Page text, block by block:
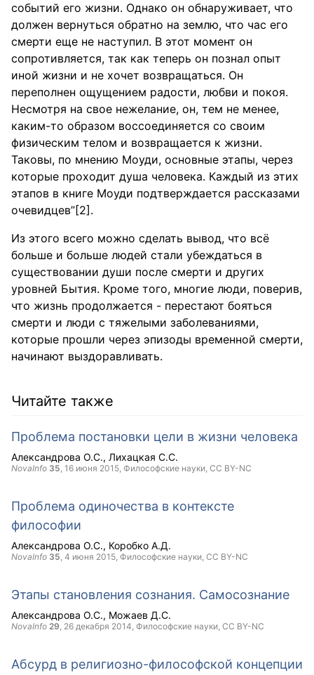
событий его жизни. Однако он обнаруживает, что
должен вернуться обратно на землю, что час его
смерти еще не наступил. В этот момент он
сопротивляется, так как теперь он познал опыт
иной жизни и не хочет возвращаться. Он
переполнен ощущением радости, любви и покоя.
Несмотря на свое нежелание, он, тем не менее,
каким-то образом воссоединяется со своим
физическим телом и возвращается к жизни.
Таковы, по мнению Моуди, основные этапы, через
которые проходит душа человека. Каждый из этих
этапов в книге Моуди подтверждается рассказами
очевидцев”[2].
Из этого всего можно сделать вывод, что всё
больше и больше людей стали убеждаться в
существовании души после смерти и других
уровней Бытия. Кроме того, многие люди, поверив,
что жизнь продолжается - перестают бояться
смерти и люди с тяжелыми заболеваниями,
которые прошли через эпизоды временной смерти,
начинают выздоравливать.
Читайте также
Проблема постановки цели в жизни человека
Александрова О.С. Лихацкая С.С.
NovaInfo 35, 16 июня 2015, Философские науки, CC BY-NC
Проблема одиночества в контексте
философии
Александрова О.С. Коробко А.Д.
NovaInfo 35, 4 июня 2015, Философские науки, CC BY-NC
Этапы становления сознания. Самосознание
Александрова О.С. Можаев Д.С.
NovaInfo 29, 26 декабря 2014, Философские науки, CC BY-NC
Абсурд в религиозно-философской концепции